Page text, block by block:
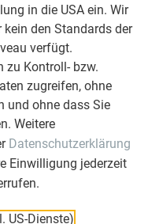
in die USA ein. Wir
kein den Standards der
verfügt.
zu Kontroll- bzw.
zugreifen, ohne
und ohne dass Sie
Weitere
Datenschutzerklärung
Einwilligung jederzeit
US-Dienste)
mind. 22 mm*
ist eine
ist die Dicke, die
die Statik der
der
und